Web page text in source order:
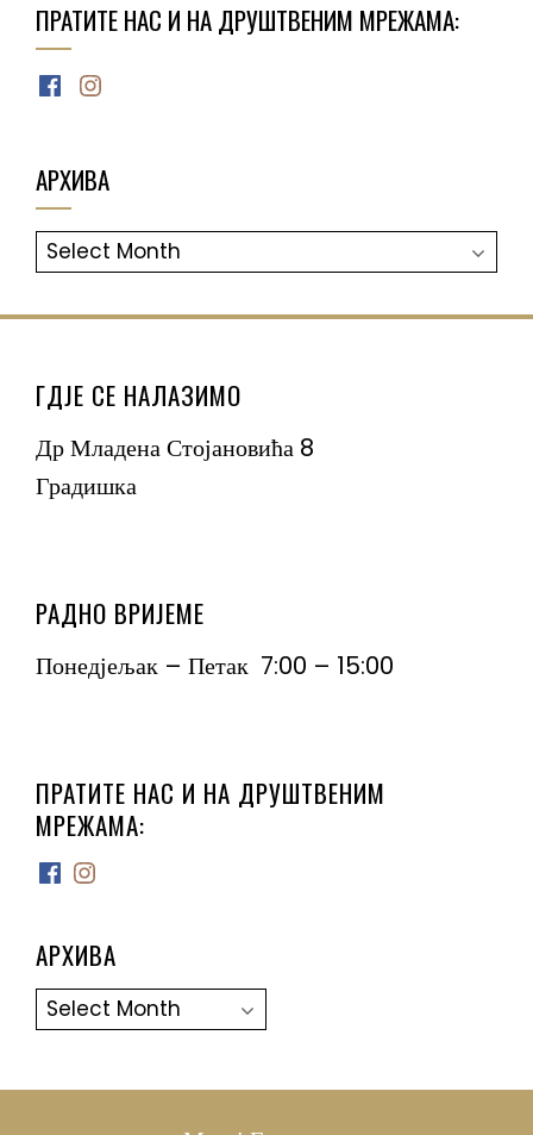
ПРАТИТЕ НАС И НА ДРУШТВЕНИМ МРЕЖАМА:
Facebook
Instagram
АРХИВА
АРХИВА
ГДЈЕ СЕ НАЛАЗИМО
Др Младена Стојановића 8
Градишка
РАДНО ВРИЈЕМЕ
Понедјељак – Петак 7:00 – 15:00
ПРАТИТЕ НАС И НА ДРУШТВЕНИМ
МРЕЖАМА:
Facebook
Instagram
АРХИВА
Архива